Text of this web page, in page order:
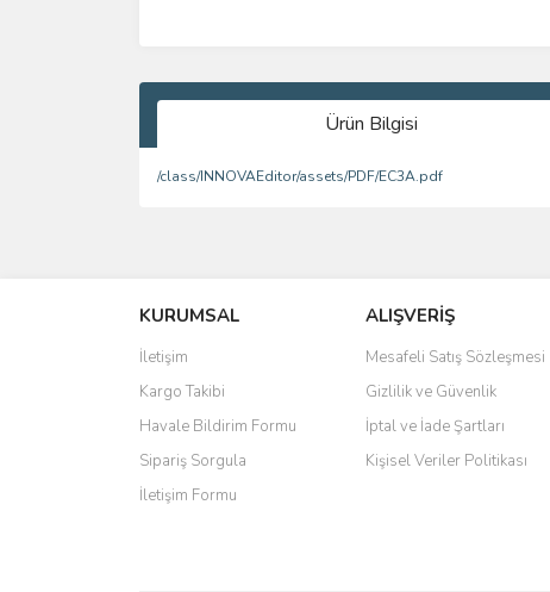
Ürün Bilgisi
/class/INNOVAEditor/assets/PDF/EC3A.pdf
Ürün resmi kalitesiz, bozuk veya görüntülenemiyor.
Ürün açıklamasında eksik bilgiler bulunuyor.
Ürün bilgilerinde hatalar bulunuyor.
Ürün fiyatı diğer sitelerden daha pahalı.
Bu ürüne benzer farklı alternatifler olmalı.
KURUMSAL
İletişim
Kargo Takibi
Havale Bildirim Formu
Sipariş Sorgula
İletişim Formu
ALIŞVERİŞ
Mesafeli Satış Sözleşmesi
Gizlilik ve Güvenlik
İptal ve İade Şartları
Kişisel Veriler Politikası